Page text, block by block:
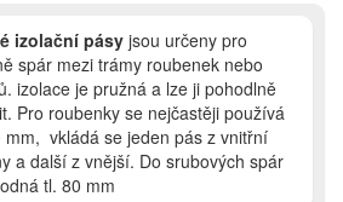
izolační pásy jsou určeny pro
spár mezi trámy roubenek nebo
izolace je pružná a lze ji pohodlně
Pro roubenky se nejčastěji používá
mm, vkládá se jeden pás z vnitřní
a další z vnější. Do srubových spár
tl. 80 mm